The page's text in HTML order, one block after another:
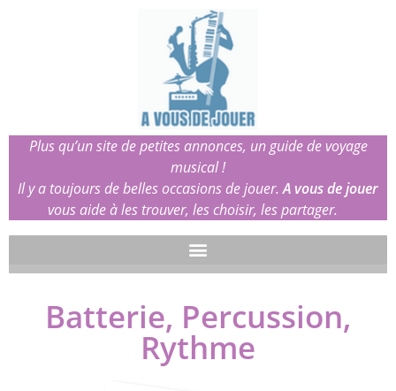
Plus qu’un site de petites annonces, un guide de voyage
musical !
Il y a toujours de belles occasions de jouer.A vous de jouer
vous aide à les trouver, les choisir, les partager.
Batterie, Percussion,
Rythme